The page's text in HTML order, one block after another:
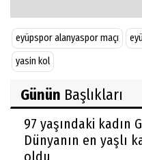
eyüpspor alanyaspor maçı
yasin kol
Günün Başlıkları
97 yaşındaki kadın
Dünyanın en yaşlı
oldu